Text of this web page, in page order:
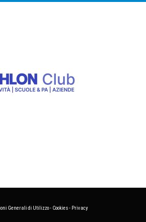
Generali di Utilizzo- Cookies- Privacy